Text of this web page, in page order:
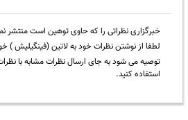
خبرگزاری نظراتی را که حاوی توهین است منتشر
لطفا از نوشتن نظرات خود به لاتین (فینگیلیش )
توصیه می شود به جای ارسال نظرات مشابه با
استفاده کنید.